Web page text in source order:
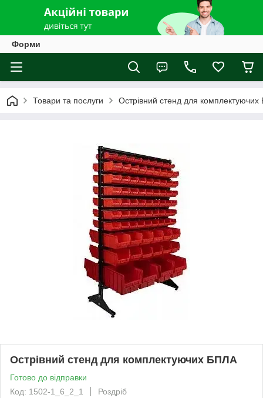
Форми
Товари та послуги Острівний стенд для
Острівний стенд для комплектуючих БПЛА
Готово до відправки
Код: 1502-1_6_2_1
Роздріб